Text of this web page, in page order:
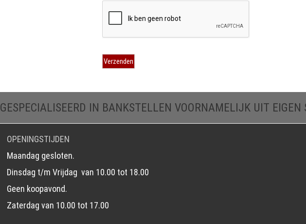
GESPECIALISEERD IN BANKSTELLEN VOORNAMELIJK UIT EIGEN
OPENINGSTIJDEN
Maandag gesloten.
Dinsdag t/m Vrijdag van 10.00 tot 18.00
Geen koopavond.
Zaterdag van 10.00 tot 17.00